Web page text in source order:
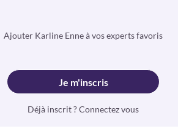
Ajouter Karline Enne à vos experts favoris
Je m'inscris
Déjà inscrit ? Connectez vous